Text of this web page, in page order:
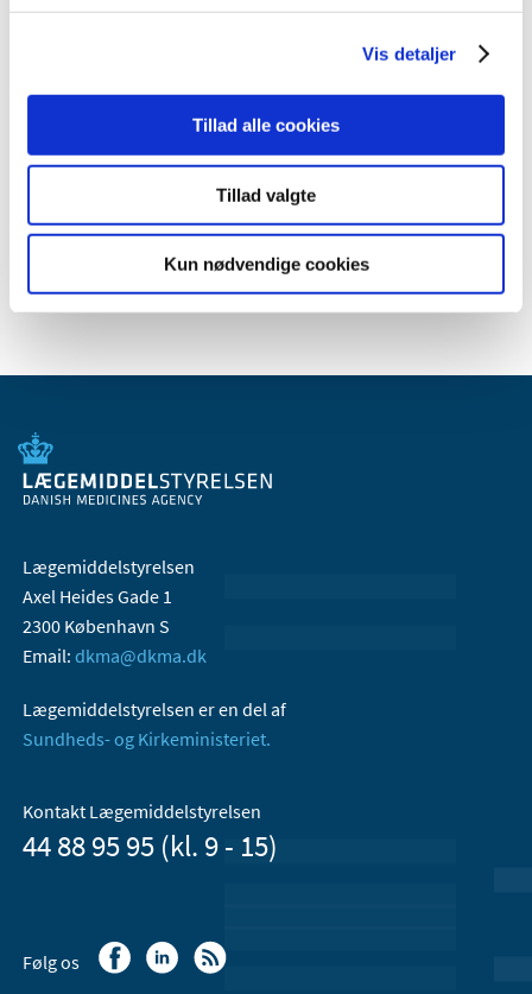
Vis detaljer
Tillad alle cookies
Tillad valgte
Kun nødvendige cookies
2008 (8)
2006 (9)
Lægemiddelstyrelsen
Axel Heides Gade 1
2300 København S
Email: dkma@dkma.dk
Lægemiddelstyrelsen er en del af
Sundheds- og Kirkeministeriet.
Kontakt Lægemiddelstyrelsen
44 88 95 95 (kl. 9 - 15)
Følg os